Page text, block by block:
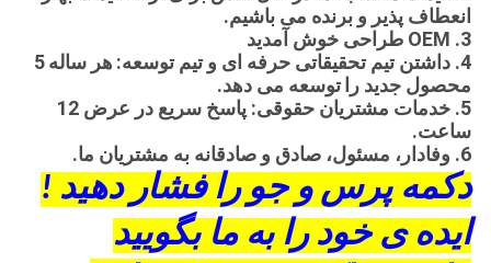
انعطاف پذیر و برنده می باشیم.
3. OEM طراحی خوش آمدید
4. داشتن تیم تحقیقاتی حرفه ای و تیم توسعه:
هر ساله5
محصول جدید را
توسعه می دهد.
5. خدمات مشتریان حقوقی: پاسخ سریع در عرض 12
ساعت.
6. وفادار، مسئول، صادق و صادقانه به مشتریان ما.
دکمه پرس و جو را فشار دهید !
ایده ی خود را به ما بگویید